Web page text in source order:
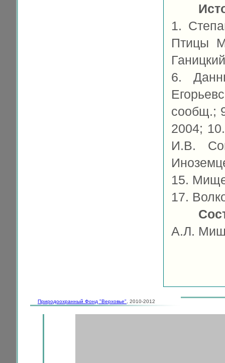
1.
Птицы
6.
сообщ.;
2004;
И.В.
15.
17.
А.Л.
Природоохранный Фонд "Верховье" , 2010-2012